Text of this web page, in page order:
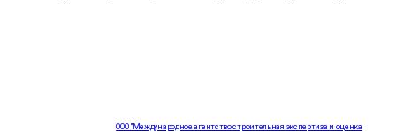
ООО "Международное агентство строительная экспертиза и оценка